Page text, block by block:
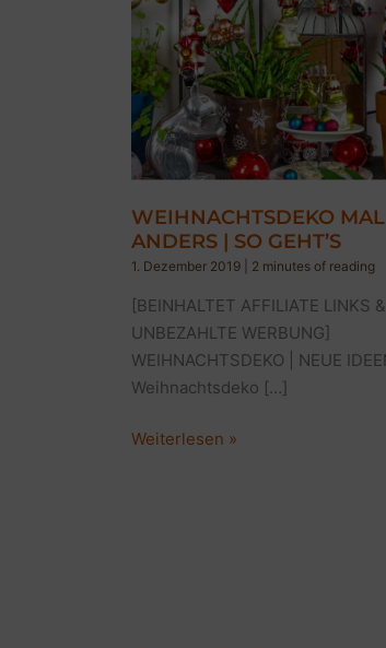
WEIHNACHTSDEKO MAL
ANDERS | SO GEHT’S
1. Dezember 2019 2 minutes of reading
[BEINHALTET AFFILIATE LINKS &
UNBEZAHLTE WERBUNG]
WEIHNACHTSDEKO | NEUE
Weihnachtsdeko […]
WEIHNACHTSDEKO
Weiterlesen »